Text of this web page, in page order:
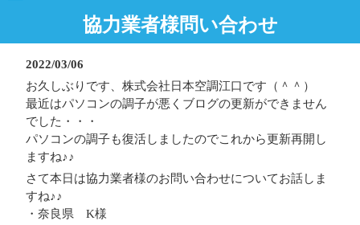
協力業者様問い合わせ
2022/03/06
お久しぶりです、株式会社日本空調江口です（＾＾）
最近はパソコンの調子が悪くブログの更新ができません
でした・・・
パソコンの調子も復活しましたのでこれから更新再開し
ますね♪♪
さて本日は協力業者様のお問い合わせについてお話しま
すね♪♪
・奈良県 K様